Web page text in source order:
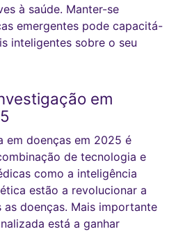
à saúde. Manter-se
emergentes pode capacitá-
inteligentes sobre o seu
em
em doenças em 2025 é
de tecnologia e
como a inteligência
estão a revolucionar a
doenças. Mais importante
está a ganhar